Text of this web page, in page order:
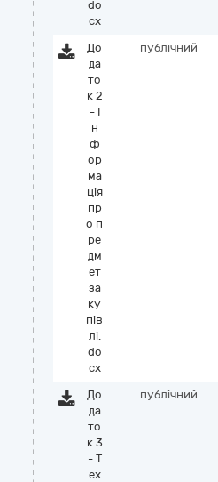
do
cx
До
да
то
к 2
- І
н
ф
ор
ма
ція
пр
о п
ре
дм
ет
за
ку
пів
лі.
do
cx
публічний
До
да
то
к 3
- Т
ех
публічний